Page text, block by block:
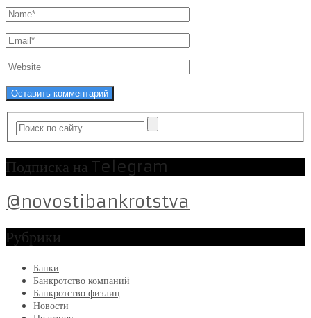
Подписка на Telegram
@novostibankrotstva
Рубрики
Банки
Банкротство компаний
Банкротство физлиц
Новости